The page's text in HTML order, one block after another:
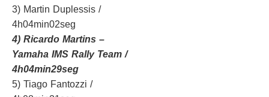
3) Martin Duplessis /
4h04min02seg
4) Ricardo Martins –
Yamaha IMS Rally Team /
4h04min29seg
5) Tiago Fantozzi /